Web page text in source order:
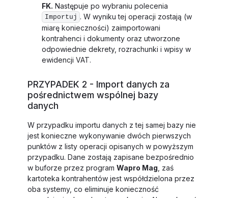
FK. Następuje po wybraniu polecenia
Importuj . W wyniku tej operacji zostają (w
miarę konieczności) zaimportowani
kontrahenci i dokumenty oraz utworzone
odpowiednie dekrety, rozrachunki i wpisy w
ewidencji VAT.
PRZYPADEK 2 - Import danych za
pośrednictwem wspólnej bazy
danych
W przypadku importu danych z tej samej bazy nie
jest konieczne wykonywanie dwóch pierwszych
punktów z listy operacji opisanych w powyższym
przypadku. Dane zostają zapisane bezpośrednio
w buforze przez program Wapro Mag , zaś
kartoteka kontrahentów jest współdzielona przez
oba systemy, co eliminuje konieczność